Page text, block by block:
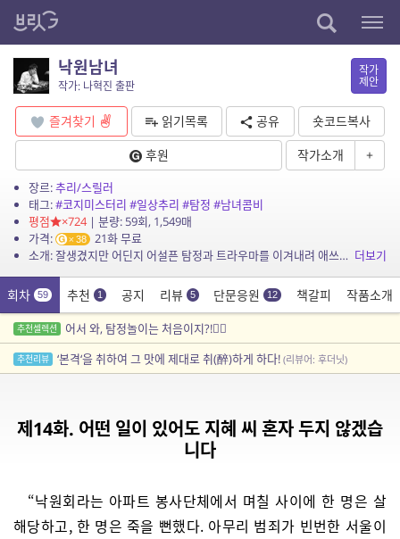
낙원남녀
작가: 나혁진 출판
작가
제안
즐겨찾기 읽기목록 공유
숏코드복사
후원
작가소개 +
장르:추리/스릴러
태그:#코지미스터리 #일상추리 #탐정 #남녀콤비
평점
×724| 분량: 59회, 1,549매
가격:
38
21화 무료
소개: 잘생겼지만 어딘지 어설픈 탐정과 트라우마를 이겨내려 애쓰는 씩씩한 미모의 조수 콤비가 벌이는 알콩달콩 일상 추리극! 가볍고 경쾌한 나혁진 작가의 글로 만나보는 한국식 코지 미스터리... 더보기
회차 59 추천 1 공지 리뷰 5 단문응원 12 책갈피 작품소개
추천셀렉션 어서 와, 탐정놀이는 처음이지?!🕵️‍♂️
추천리뷰 ‘본격‘을 취하여 그 맛에 제대로 취(醉)하게 하다! (리뷰어: 후더닛)
제14화. 어떤 일이 있어도 지혜 씨 혼자 두지 않겠습
니다
“낙원회라는 아파트 봉사단체에서 며칠 사이에 한 명은 살
해당하고, 한 명은 죽을 뻔했다. 아무리 범죄가 빈번한 서울이